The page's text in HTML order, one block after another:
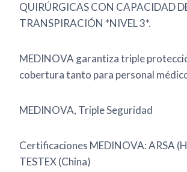
QUIRÚRGICAS CON CAPACIDAD
TRANSPIRACIÓN *NIVEL 3*.
MEDINOVA garantiza triple
cobertura tanto para personal
MEDINOVA, Triple Seguridad
Certificaciones MEDINOVA: ARSA
TESTEX (China)